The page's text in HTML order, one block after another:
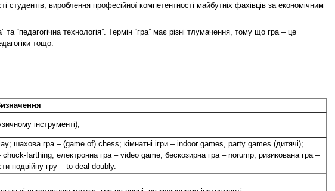
студентів, вироблення професійної компетентності майбутніх фахівців за економічним
“педагогічна технологія”. Термін “гра” має різні тлумачення, тому що гра – це
тощо.
інструменті);
шахова гра – (game of) chess; кімнатні ігри – indoor games, party games (дитячі);
farthing; електронна гра – video game; бескозирна гра – norump; ризикована гра –
подвійну гру – to deal doubly.